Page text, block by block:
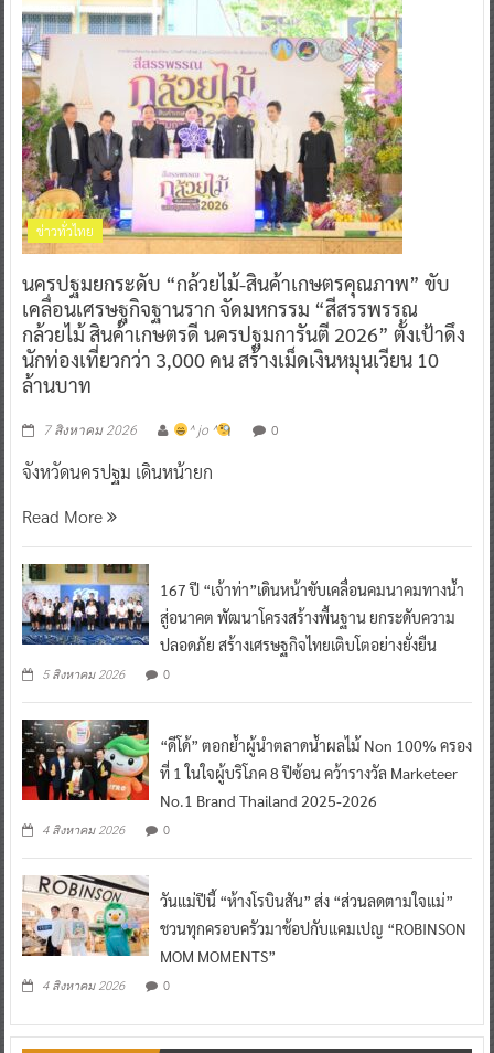
ข่าวทั่วไทย
นครปฐมยกระดับ “กล้วยไม้-สินค้าเกษตรคุณภาพ” ขับ
เคลื่อนเศรษฐกิจฐานราก จัดมหกรรม “สีสรรพรรณ
กล้วยไม้ สินค้าเกษตรดี นครปฐมการันตี 2026” ตั้งเป้าดึง
นักท่องเที่ยวกว่า 3,000 คน สร้างเม็ดเงินหมุนเวียน 10
ล้านบาท
7 สิงหาคม 2026 ^ jo ^ 0
จังหวัดนครปฐม เดินหน้ายก
Read More
167 ปี “เจ้าท่า”เดินหน้าขับเคลื่อนคมนาคมทางน้ำ
สู่อนาคต พัฒนาโครงสร้างพื้นฐาน ยกระดับความ
ปลอดภัย สร้างเศรษฐกิจไทยเติบโตอย่างยั่งยืน
5 สิงหาคม 2026 0
“ดีโด้” ตอกย้ำผู้นำตลาดน้ำผลไม้ Non 100% ครอง
ที่ 1 ในใจผู้บริโภค 8 ปีซ้อน คว้ารางวัล Marketeer
No.1 Brand Thailand 2025-2026
4 สิงหาคม 2026 0
วันแม่ปีนี้ “ห้างโรบินสัน” ส่ง “ส่วนลดตามใจแม่”
ชวนทุกครอบครัวมาช้อปกับแคมเปญ “ROBINSON
MOM MOMENTS”
4 สิงหาคม 2026 0